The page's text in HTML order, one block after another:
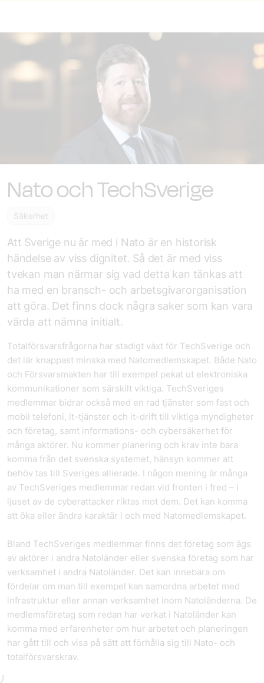
Nato och TechSverige
Säkerhet
Att Sverige nu är med i Nato är en historisk
händelse av viss dignitet. Så det är med viss
tvekan man närmar sig vad detta kan tänkas att
ha med en bransch- och arbetsgivarorganisation
att göra. Det finns dock några saker som kan vara
värda att nämna initialt.
Totalförsvarsfrågorna har stadigt växt för TechSverige och
det lär knappast minska med Natomedlemskapet. Både Nato
och Försvarsmakten har till exempel pekat ut elektroniska
kommunikationer som särskilt viktiga. TechSveriges
medlemmar bidrar också med en rad tjänster som fast och
mobil telefoni, it-tjänster och it-drift till viktiga myndigheter
och företag, samt informations- och cybersäkerhet för
många aktörer. Nu kommer planering och krav inte bara
komma från det svenska systemet, hänsyn kommer att
behöv tas till Sveriges allierade. I någon mening är många
av TechSveriges medlemmar redan vid fronten i fred – i
ljuset av de cyberattacker riktas mot dem. Det kan komma
att öka eller ändra karaktär i och med Natomedlemskapet.
Bland TechSveriges medlemmar finns det företag som ägs
av aktörer i andra Natoländer eller svenska företag som har
verksamhet i andra Natoländer. Det kan innebära om
fördelar om man till exempel kan samordna arbetet med
infrastruktur eller annan verksamhet inom Natoländerna. De
medlemsföretag som redan har verkat i Natoländer kan
komma med erfarenheter om hur arbetet och planeringen
har gått till och visa på sätt att förhålla sig till Nato- och
totalförsvarskrav.